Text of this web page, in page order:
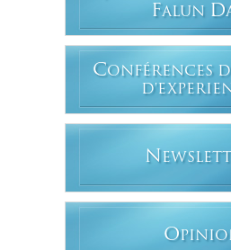
FALUN D
CONFÉRENCES
N
O